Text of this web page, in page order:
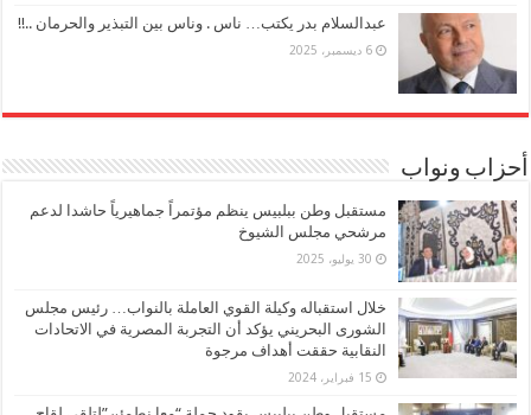
عبدالسلام بدر يكتب… ناس . وناس بين التبذير والحرمان ..!!
6 ديسمبر، 2025
أحزاب ونواب
مستقبل وطن ببلبيس ينظم مؤتمراً جماهيرياً حاشدا لدعم
مرشحي مجلس الشيوخ
30 يوليو، 2025
خلال استقباله وكيلة القوي العاملة بالنواب… رئيس مجلس
الشورى البحريني يؤكد أن التجربة المصرية في الاتحادات
النقابية حققت أهداف مرجوة
15 فبراير، 2024